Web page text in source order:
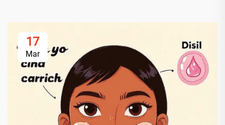
17
Mar